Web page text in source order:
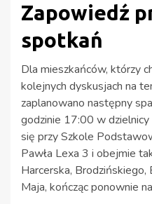
Zapowiedź
spotkań
Dla mieszkańców, którzy
kolejnych dyskusjach na
zaplanowano następny
godzinie 17:00 w dzielnicy
się przy Szkole
Pawła Lexa 3 i obejmie
Harcerska, Brodzińskiego,
Maja, kończąc ponownie